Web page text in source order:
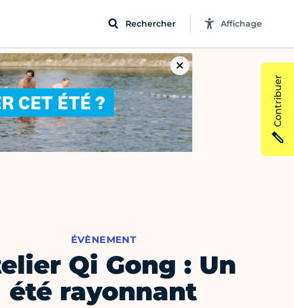
Rechercher Affichage
ÉVÈNEMENT
Qi Gong : Un
été rayonnant
Contribuer